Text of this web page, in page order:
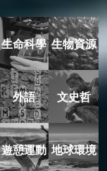
生命科學 生物資源
外語 文史哲
遊憩運動 地球環境